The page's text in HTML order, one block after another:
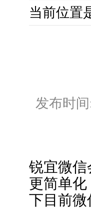
当前位置
发布时
锐宜微
更简单
下目前